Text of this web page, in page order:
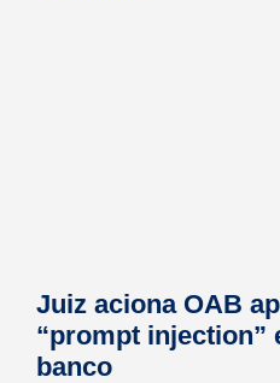
Juiz aciona OAB
“prompt injection”
banco